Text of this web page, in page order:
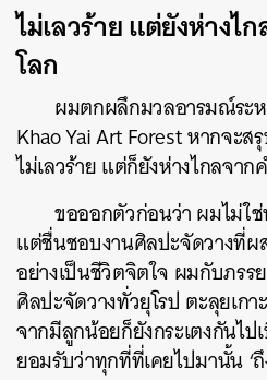
ไม่เลวร้าย แต่ยังห่างไ
โลก
ผมตกผลึกมวลอารมณ์ระ
Khao Yai Art Forest หากจะ
ไม่เลวร้าย แต่ก็ยังห่างไกลจาก
ขอออกตัวก่อนว่า ผมไม่ใ
แต่ชื่นชอบงานศิลปะจัดวางที่
อย่างเป็นชีวิตจิตใจ ผมกับภรร
ศิลปะจัดวางทั่วยุโรป ตะลุยเก
จากมีลูกน้อยก็ยังกระเตงกันไป
ยอมรับว่าทุกที่ที่เคยไปมานั้น ‘